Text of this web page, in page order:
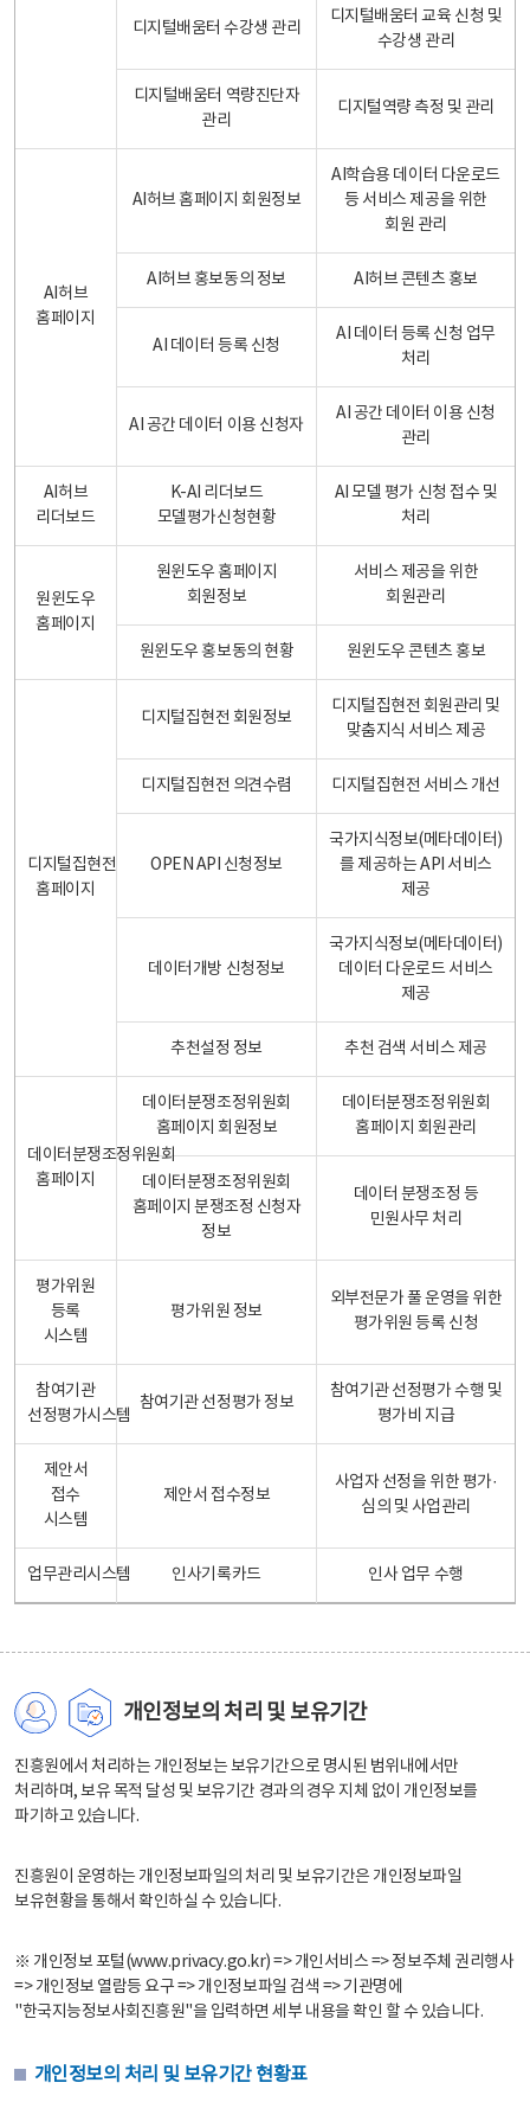
디지털배움터 수강생 관리
디지털배움터 교육 신청 및
수강생 관리
디지털배움터 역량진단자
관리
디지털역량 측정 및 관리
AI허브
홈페이지
AI허브 홈페이지 회원정보
AI학습용 데이터 다운로드
등 서비스 제공을 위한
회원 관리
AI허브 홍보동의 정보 AI허브 콘텐츠 홍보
AI 데이터 등록 신청
AI 데이터 등록 신청 업무
처리
AI 공간 데이터 이용 신청자
AI 공간 데이터 이용 신청
관리
AI허브
리더보드
K-AI 리더보드
모델평가신청현황
AI 모델 평가 신청 접수 및
처리
원윈도우
홈페이지
원윈도우 홈페이지
회원정보
서비스 제공을 위한
회원관리
원윈도우 홍보동의 현황 원윈도우 콘텐츠 홍보
디지털집현전
홈페이지
디지털집현전 회원정보
디지털집현전 회원관리 및
맞춤지식 서비스 제공
디지털집현전 의견수렴 디지털집현전 서비스 개선
OPEN API 신청정보
국가지식정보(메타데이터)
를 제공하는 API 서비스
제공
데이터개방 신청정보
국가지식정보(메타데이터)
데이터 다운로드 서비스
제공
추천설정 정보 추천 검색 서비스 제공
데이터분쟁조정위원회
홈페이지
데이터분쟁조정위원회
홈페이지 회원정보
데이터분쟁조정위원회
홈페이지 회원관리
데이터분쟁조정위원회
홈페이지 분쟁조정 신청자
정보
데이터 분쟁조정 등
민원사무 처리
평가위원
등록
시스템
평가위원 정보
외부전문가 풀 운영을 위한
평가위원 등록 신청
참여기관
선정평가시스템
참여기관 선정평가 정보
참여기관 선정평가 수행 및
평가비 지급
제안서
접수
시스템
제안서 접수정보
사업자 선정을 위한 평가·
심의 및 사업관리
업무관리시스템 인사기록카드 인사 업무 수행
개인정보의 처리 및 보유기간
진흥원에서 처리하는 개인정보는 보유기간으로 명시된 범위내에서만
처리하며, 보유 목적 달성 및 보유기간 경과의 경우 지체 없이 개인정보를
파기하고 있습니다.
진흥원이 운영하는 개인정보파일의 처리 및 보유기간은 개인정보파일
보유현황을 통해서 확인하실 수 있습니다.
※ 개인정보 포털(www.privacy.go.kr) => 개인서비스 => 정보주체 권리행사
=> 개인정보 열람등 요구 => 개인정보파일 검색 => 기관명에
"한국지능정보사회진흥원"을 입력하면 세부 내용을 확인 할 수 있습니다.
개인정보의 처리 및 보유기간 현황표